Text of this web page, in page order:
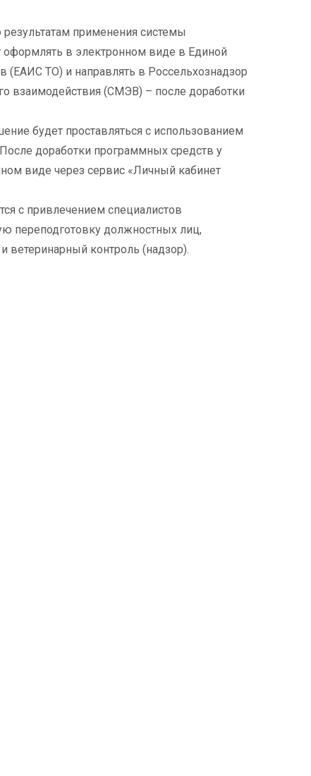
применения системы
в электронном виде в Единой
ТО) и направлять в Россельхознадзор
взаимодействия (СМЭВ) – после доработки
будет проставляться с использованием
доработки программных средств у
виде через сервис «Личный кабинет
с привлечением специалистов
переподготовку должностных лиц,
ветеринарный контроль (надзор).